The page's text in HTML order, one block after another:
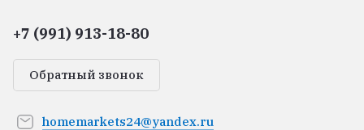
+7 (991) 913-18-80
Обратный звонок
homemarkets24@yandex.ru